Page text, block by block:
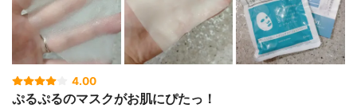
4.00
ぷるぷるのマスクがお肌にぴたっ！